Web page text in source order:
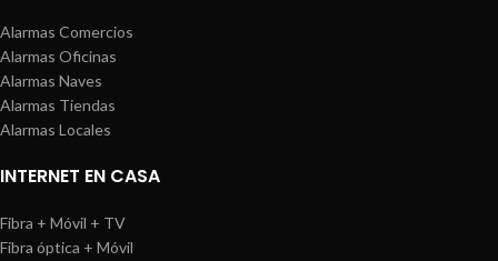
Alarmas Comercios
Alarmas Oficinas
Alarmas Naves
Alarmas Tiendas
Alarmas Locales
INTERNET EN CASA
Fibra + Móvil + TV
Fibra óptica + Móvil